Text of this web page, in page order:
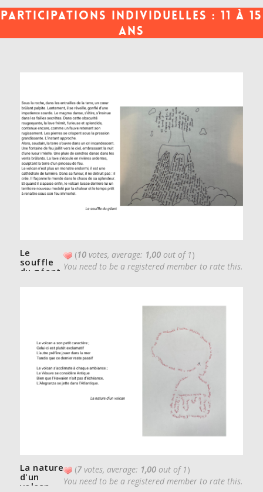
Participations individuelles : 11 à 15
ans
(10 votes, average: 1,00 out of 1)
You need to be a registered member to rate this.
Le
souffle
du géant
(7 votes, average: 1,00 out of 1)
You need to be a registered member to rate this.
La nature
d'un
volcan